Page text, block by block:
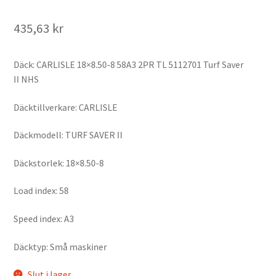
435,63 kr
Däck: CARLISLE 18×8.50-8 58A3 2PR TL 5112701 Turf Saver
II NHS
Däcktillverkare: CARLISLE
Däckmodell: TURF SAVER II
Däckstorlek: 18×8.50-8
Load index: 58
Speed index: A3
Däcktyp: Små maskiner